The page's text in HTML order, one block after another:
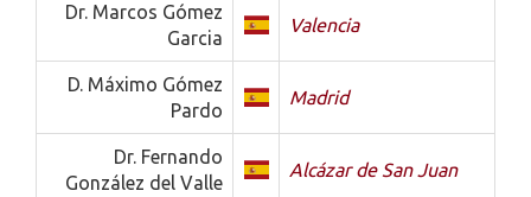
Dr. Marcos Gómez
Garcia
Valencia
D. Máximo Gómez
Pardo
Madrid
Dr. Fernando
González del Valle
Alcázar de San Juan